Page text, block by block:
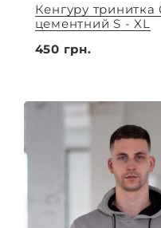
Кенгуру тринитка
цементний S - XL
450 грн.